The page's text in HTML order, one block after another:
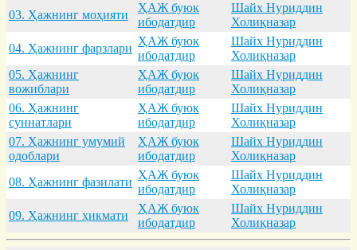
03. Ҳaжнинг моҳияти
ҲАЖ буюк
ибодатдир
Шайх Нуриддин
Холиқназар
04. Ҳaжнинг фaрзлaри
ҲАЖ буюк
ибодатдир
Шайх Нуриддин
Холиқназар
05. Ҳaжнинг
вожиблaри
ҲАЖ буюк
ибодатдир
Шайх Нуриддин
Холиқназар
06. Ҳaжнинг
суннaтлaри
ҲАЖ буюк
ибодатдир
Шайх Нуриддин
Холиқназар
07. Ҳaжнинг умумий
одоблaри
ҲАЖ буюк
ибодатдир
Шайх Нуриддин
Холиқназар
08. Ҳaжнинг фaзилaти
ҲАЖ буюк
ибодатдир
Шайх Нуриддин
Холиқназар
09. Ҳaжнинг ҳикмaти
ҲАЖ буюк
ибодатдир
Шайх Нуриддин
Холиқназар